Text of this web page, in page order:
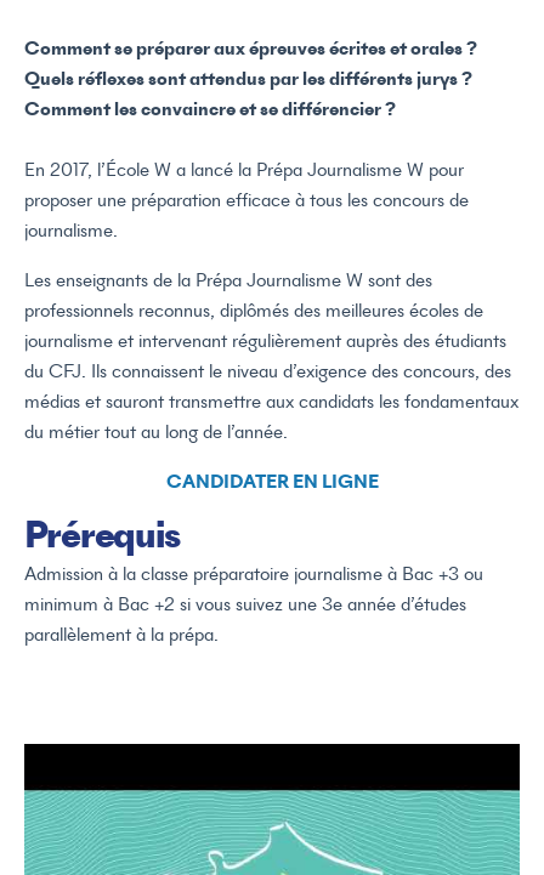
Comment se préparer aux épreuves écrites et orales ?
Quels réflexes sont attendus par les différents jurys ?
Comment les convaincre et se différencier ?
En 2017, l’École W a lancé la Prépa Journalisme W pour
proposer une préparation efficace à tous les concours de
journalisme.
Les enseignants de la Prépa Journalisme W sont des
professionnels reconnus, diplômés des meilleures écoles de
journalisme et intervenant régulièrement auprès des étudiants
du CFJ. Ils connaissent le niveau d’exigence des concours, des
médias et sauront transmettre aux candidats les fondamentaux
du métier tout au long de l’année.
CANDIDATER EN LIGNE
Prérequis
Admission à la classe préparatoire journalisme à Bac +3 ou
minimum à Bac +2 si vous suivez une 3e année d’études
parallèlement à la prépa.